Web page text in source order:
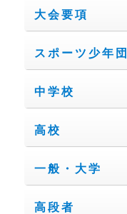
大会要項
スポーツ少年団
中学校
高校
一般・大学
高段者